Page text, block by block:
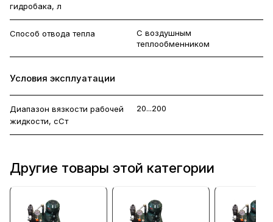
гидробака, л
Способ отвода тепла
С воздушным
теплообменником
Условия эксплуатации
Диапазон вязкости рабочей
жидкости, сСт
20...200
Другие товары этой категории